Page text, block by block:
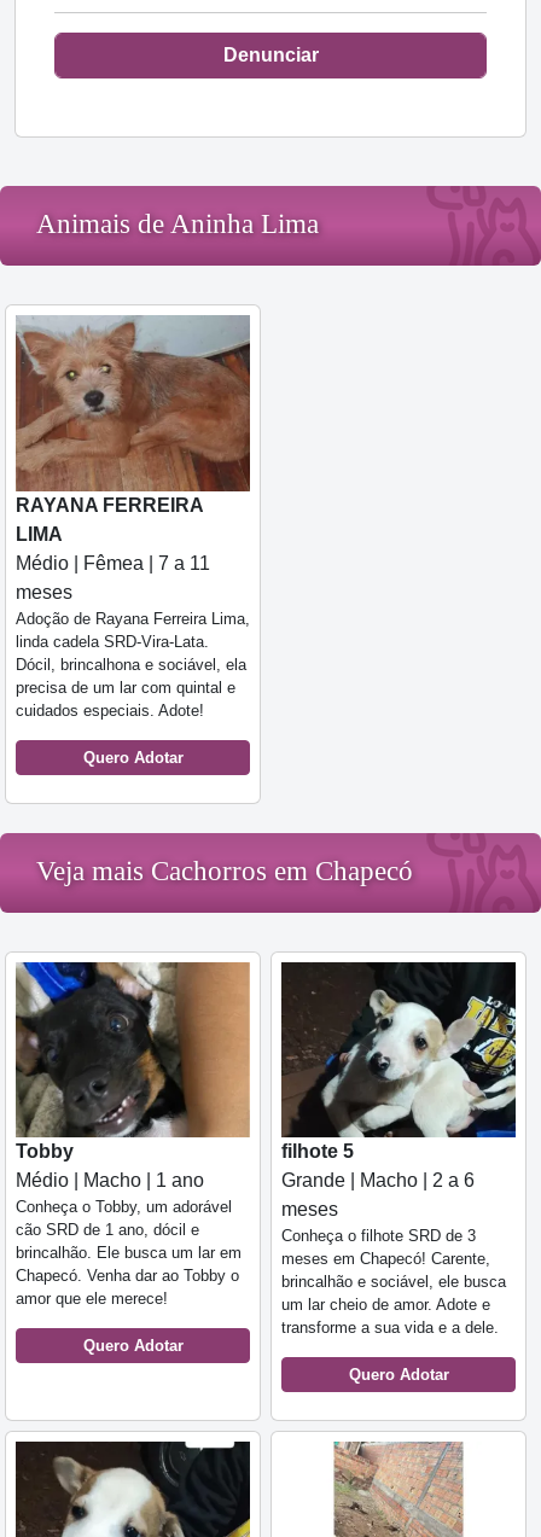
Denunciar
Animais de Aninha Lima
RAYANA FERREIRA
LIMA
Médio | Fêmea | 7 a 11
meses
Adoção de Rayana Ferreira Lima,
linda cadela SRD-Vira-Lata.
Dócil, brincalhona e sociável, ela
precisa de um lar com quintal e
cuidados especiais. Adote!
Quero Adotar
Veja mais Cachorros em Chapecó
Tobby
Médio | Macho | 1 ano
Conheça o Tobby, um adorável
cão SRD de 1 ano, dócil e
brincalhão. Ele busca um lar em
Chapecó. Venha dar ao Tobby o
amor que ele merece!
Quero Adotar
filhote 5
Grande | Macho | 2 a 6
meses
Conheça o filhote SRD de 3
meses em Chapecó! Carente,
brincalhão e sociável, ele busca
um lar cheio de amor. Adote e
transforme a sua vida e a dele.
Quero Adotar